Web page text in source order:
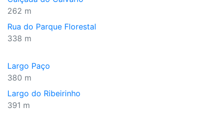
262 m
Rua do Parque Florestal
338 m
Largo Paço
380 m
Largo do Ribeirinho
391 m